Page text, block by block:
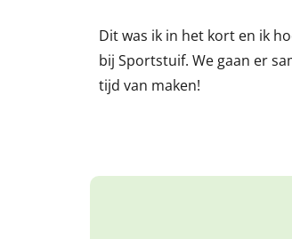
Dit was ik in het kort en ik
bij Sportstuif. We gaan er
tijd van maken!